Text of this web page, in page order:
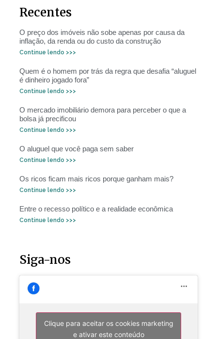
Recentes
O preço dos imóveis não sobe apenas por causa da
inflação, da renda ou do custo da construção
Continue lendo >>>
Quem é o homem por trás da regra que desafia “aluguel
é dinheiro jogado fora”
Continue lendo >>>
O mercado imobiliário demora para perceber o que a
bolsa já precificou
Continue lendo >>>
O aluguel que você paga sem saber
Continue lendo >>>
Os ricos ficam mais ricos porque ganham mais?
Continue lendo >>>
Entre o recesso político e a realidade econômica
Continue lendo >>>
Siga-nos
Clique para aceitar os cookies marketing
e ativar este conteúdo